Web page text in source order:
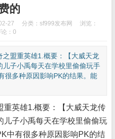
的
27 分类： sf999发布网
浏览：
：0
盟重英雄1.概要：【大威天龙
子小禹每天在学校里偷偷玩手
很多种原因影响PK的结果。能
英雄1.概要：【大威天龙传
儿子小禹每天在学校里偷偷玩
中有很多种原因影响PK的结